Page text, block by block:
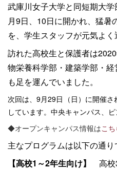
武庫川女子大学と同短期大
月9日、10日に開かれ、猛暑
を、学生スタッフが元気よく
訪れた高校生と保護者は
物栄養科学部・建築学部・
も足を運んでいました。
次回は、9月29日（日）に開催
しています。中央キャンパス、
◆オープンキャンパス情報はこち
主なプログラムは以下の通り
【高校1 ～2年生向け】
高校